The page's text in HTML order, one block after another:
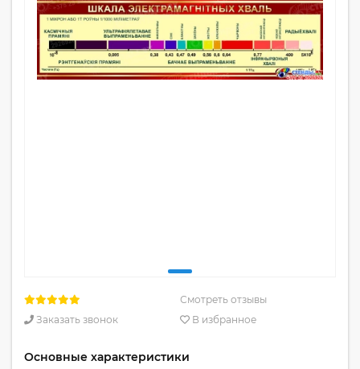
Смотреть отзывы
Заказать звонок
В избранное
Основные характеристики